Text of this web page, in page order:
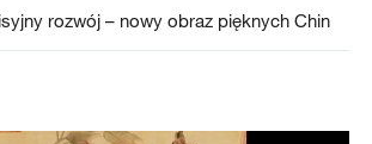
rozwój – nowy obraz pięknych Chin